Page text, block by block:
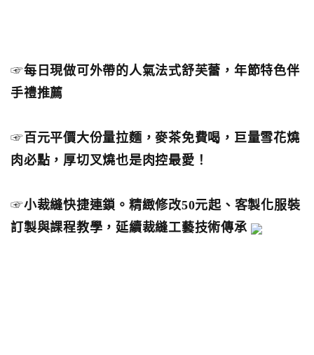
☞每日現做可外帶的人氣法式舒芙蕾，年節特色伴
手禮推薦
☞ 百元平價大份量拉麵，麥茶免費喝，巨量雪花燒
肉必點，厚切叉燒也是肉控最愛！
☞小裁縫快捷連鎖。精緻修改50元起、客製化服裝
訂製與課程教學，延續裁縫工藝技術傳承